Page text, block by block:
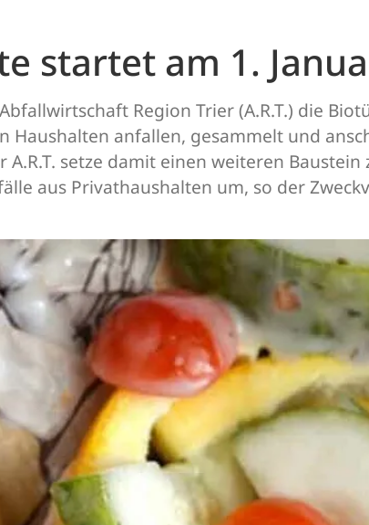
startet am 1.
Region Trier (A.R.T.) die
Haushalten anfallen, gesammelt und
setze damit einen weiteren
aus Privathaushalten um, so der